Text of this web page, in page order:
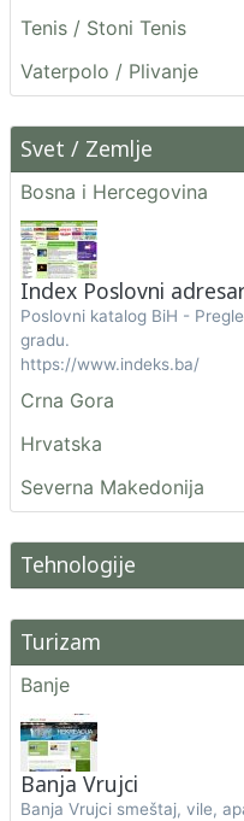
Tenis / Stoni Tenis
Vaterpolo / Plivanje
Svet / Zemlje
Bosna i Hercegovina
Index Poslovni
Poslovni katalog BiH -
gradu.
https://www.indeks.ba/
Crna Gora
Hrvatska
Severna Makedonija
Tehnologije
Turizam
Banje
Banja Vrujci
Banja Vrujci smeštaj, vile,